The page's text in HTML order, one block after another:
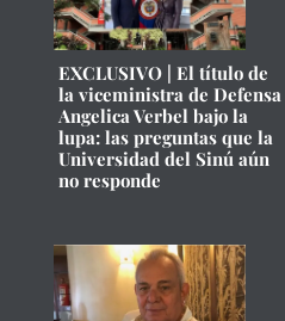
EXCLUSIVO | El título de
la viceministra de Defensa
Angelica Verbel bajo la
lupa: las preguntas que la
Universidad del Sinú aún
no responde